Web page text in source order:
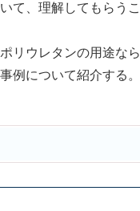
て、理解してもらうこ
リウレタンの用途なら
例について紹介する。